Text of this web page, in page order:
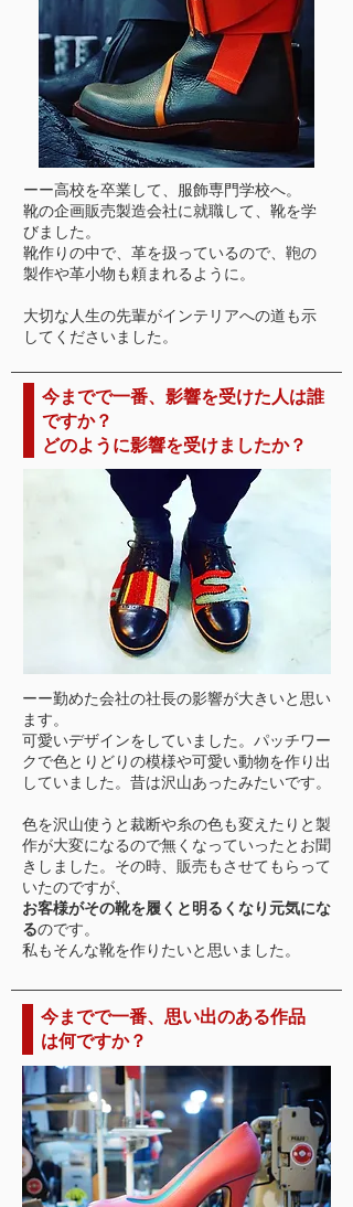
ーー高校を卒業して、服飾専門学校へ。
靴の企画販売製造会社に就職して、靴を学
びました。
靴作りの中で、革を扱っているので、鞄の
製作や革小物も頼まれるように。
大切な人生の先輩がインテリアへの道も示
してくださいました。
今までで一番、影響を受けた人は誰
ですか？
どのように影響を受けましたか？
ーー勤めた会社の社長の影響が大きいと思い
ます。
可愛いデザインをしていました。パッチワー
クで色とりどりの模様や可愛い動物を作り出
していました。昔は沢山あったみたいです。
色を沢山使うと裁断や糸の色も変えたりと製
作が大変になるので無くなっていったとお聞
きしました。その時、販売もさせてもらって
いたのですが、
お客様がその靴を履くと明るくなり元気にな
るのです。
私もそんな靴を作りたいと思いました。
今までで一番、思い出のある作品
は何ですか？